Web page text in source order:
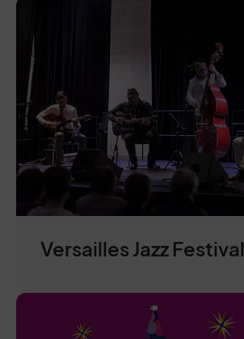
Versailles Jazz Festival